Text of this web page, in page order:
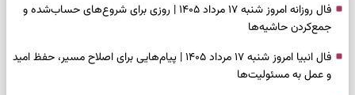
فال روزانه امروز شنبه ۱۷ مرداد ۱۴۰۵ | روزی برای شروع‌های حساب‌شده و
جمع‌کردن حاشیه‌ها
فال انبیا امروز شنبه ۱۷ مرداد ۱۴۰۵ | پیام‌هایی برای اصلاح مسیر، حفظ امید
و عمل به مسئولیت‌ها